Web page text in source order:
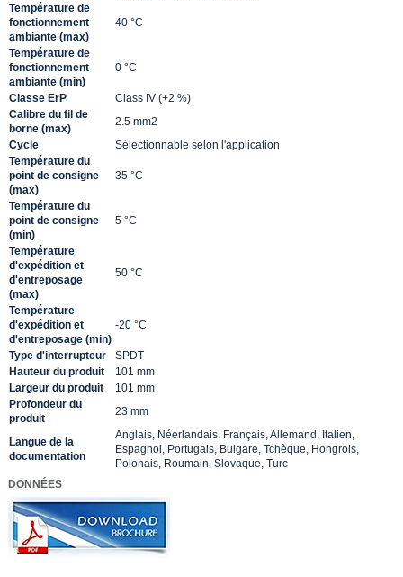
DONNÉES
Température de
fonctionnement
ambiante (max)
40 °C
Température de
fonctionnement
ambiante (min)
0 °C
Classe ErP
Class IV (+2 %)
Calibre du fil de
borne (max)
2.5 mm2
Cycle
Sélectionnable selon l'application
Température du
point de consigne
(max)
35 °C
Température du
point de consigne
(min)
5 °C
Température
d'expédition et
d'entreposage
(max)
50 °C
Température
d'expédition et
d'entreposage (min)
-20 °C
Type d'interrupteur
SPDT
Hauteur du produit
101 mm
Largeur du produit
101 mm
Profondeur du
produit
23 mm
Langue de la
documentation
Anglais, Néerlandais, Français, Allemand, Italien,
Espagnol, Portugais, Bulgare, Tchèque, Hongrois,
Polonais, Roumain, Slovaque, Turc